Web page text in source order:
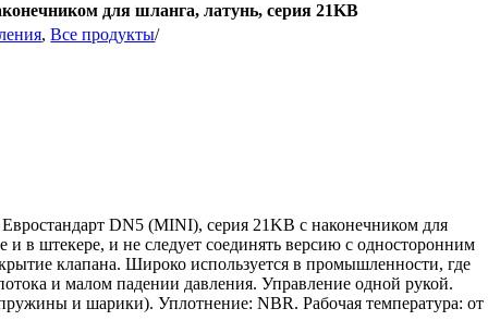
для шланга, латунь, серия 21KB
,Все продукты/
DN5 (MINI), серия 21KB с наконечником для
в штекере, и не следует соединять версию с односторонним
клапана. Широко используется в промышленности, где
и малом падении давления. Управление одной рукой.
и шарики). Уплотнение: NBR. Рабочая температура: от